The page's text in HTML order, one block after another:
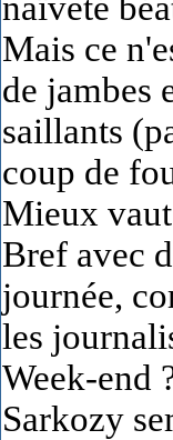
Mais ce
de jambes
saillants
coup de
Mieux
Bref avec
journée,
les
Week-end
Sarkozy